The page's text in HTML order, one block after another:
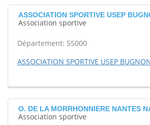
ASSOCIATION SPORTIVE USEP
Association sportive
Département: 55000
ASSOCIATION SPORTIVE USEP
O. DE LA MORRHONNIERE NANTES
Association sportive